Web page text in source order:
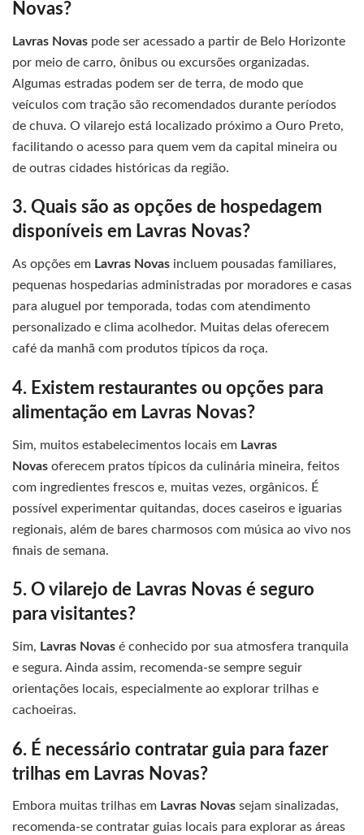
Novas?
Lavras Novas pode ser acessado a partir de Belo Horizonte
por meio de carro, ônibus ou excursões organizadas.
Algumas estradas podem ser de terra, de modo que
veículos com tração são recomendados durante períodos
de chuva. O vilarejo está localizado próximo a Ouro Preto,
facilitando o acesso para quem vem da capital mineira ou
de outras cidades históricas da região.
3. Quais são as opções de hospedagem
disponíveis em Lavras Novas?
As opções em Lavras Novas incluem pousadas familiares,
pequenas hospedarias administradas por moradores e casas
para aluguel por temporada, todas com atendimento
personalizado e clima acolhedor. Muitas delas oferecem
café da manhã com produtos típicos da roça.
4. Existem restaurantes ou opções para
alimentação em Lavras Novas?
Sim, muitos estabelecimentos locais em Lavras
Novas oferecem pratos típicos da culinária mineira, feitos
com ingredientes frescos e, muitas vezes, orgânicos. É
possível experimentar quitandas, doces caseiros e iguarias
regionais, além de bares charmosos com música ao vivo nos
finais de semana.
5. O vilarejo de Lavras Novas é seguro
para visitantes?
Sim, Lavras Novas é conhecido por sua atmosfera tranquila
e segura. Ainda assim, recomenda-se sempre seguir
orientações locais, especialmente ao explorar trilhas e
cachoeiras.
6. É necessário contratar guia para fazer
trilhas em Lavras Novas?
Embora muitas trilhas em Lavras Novas sejam sinalizadas,
recomenda-se contratar guias locais para explorar as áreas